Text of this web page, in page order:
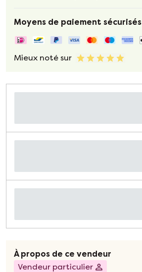
Moyens de paiement sécurisés
Mieux noté sur
À propos de ce vendeur
Vendeur particulier